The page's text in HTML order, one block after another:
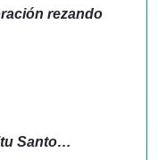
rezando
Santo…